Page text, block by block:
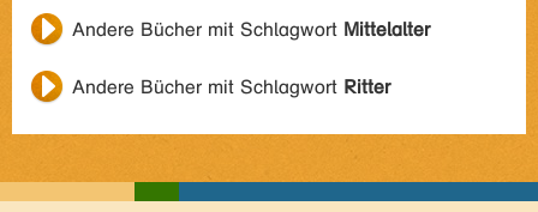
Andere Bücher mit Schlagwort Mittelalter
Andere Bücher mit Schlagwort Ritter